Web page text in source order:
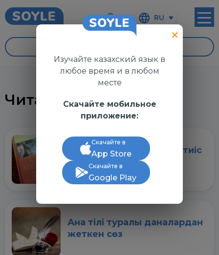
RU
Читаем
Оқушы мен студент оқуы тиіс
3 кітап
Ана тілі туралы даналардан
жеткен сөз
Изучайте казахский язык в
любое время и в любом
месте
Скачайте мобильное
приложение:
Скачайте в
App Store
Скачайте в
Google Play